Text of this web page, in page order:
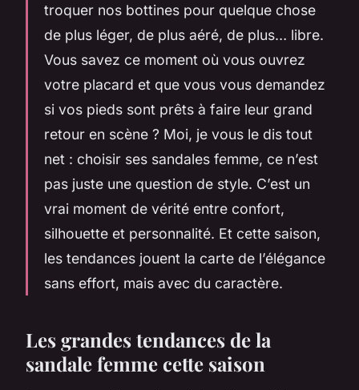
troquer nos bottines pour quelque chose
de plus léger, de plus aéré, de plus… libre.
Vous savez ce moment où vous ouvrez
votre placard et que vous vous demandez
si vos pieds sont prêts à faire leur grand
retour en scène ? Moi, je vous le dis tout
net : choisir ses sandales femme, ce n’est
pas juste une question de style. C’est un
vrai moment de vérité entre confort,
silhouette et personnalité. Et cette saison,
les tendances jouent la carte de l’élégance
sans effort, mais avec du caractère.
Les grandes tendances de la
sandale femme cette saison